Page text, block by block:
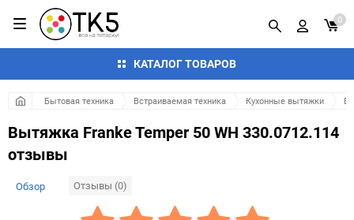
КАТАЛОГ ТОВАРОВ
0
Бытовая техника Встраиваемая техника Кухонные вытяжки
Вытяжка Franke Temper 50 WH 330.0712.114
отзывы
Обзор Отзывы (0)